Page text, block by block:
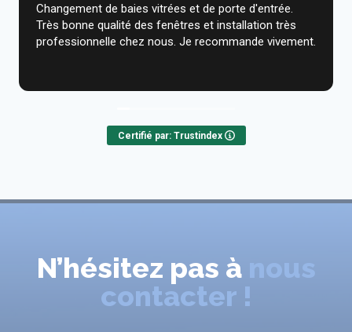
Changement de baies vitrées et de porte d'entrée.
Très bonne qualité des fenêtres et installation très
professionnelle chez nous. Je recommande vivement.
Certifié par: Trustindex
N’hésitez pas à nous
contacter !